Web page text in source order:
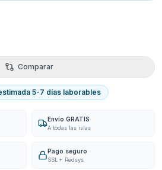
Comparar
5-7 días laborables
Envío GRATIS
A todas las islas
Pago seguro
SSL + Redsys